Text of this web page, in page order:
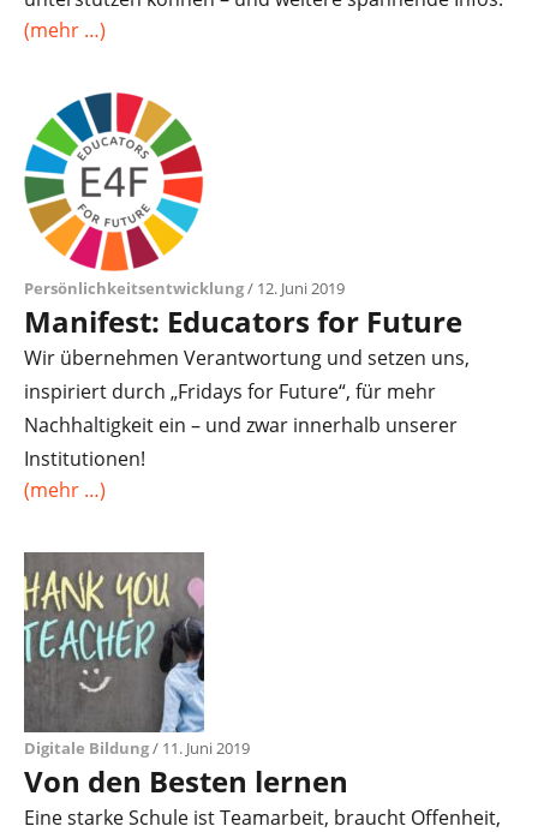
(mehr …)
Persönlichkeitsentwicklung/ 12. Juni 2019
Manifest: Educators for Future
Wir übernehmen Verantwortung und setzen uns,
inspiriert durch „Fridays for Future“, für mehr
Nachhaltigkeit ein – und zwar innerhalb unserer
Institutionen!
(mehr …)
Digitale Bildung/ 11. Juni 2019
Von den Besten lernen
Eine starke Schule ist Teamarbeit, braucht Offenheit,